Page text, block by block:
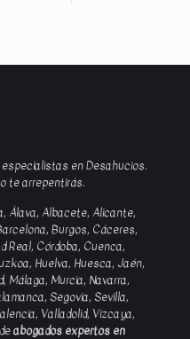
en Desahucios.
te arrepentirás.
Álava, Albacete, Alicante,
Burgos, Cáceres,
Real, Córdoba, Cuenca,
Huelva, Huesca, Jaén,
Málaga, Murcia, Navarra,
Segovia, Sevilla,
Valladolid, Vizcaya,
abogados expertos en